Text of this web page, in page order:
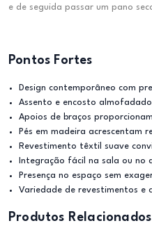
e de seguida passar um pano
Pontos Fortes
Design contemporâneo com
Assento e encosto
Apoios de braços
Pés em madeira acrescentam
Revestimento têxtil suave
Integração fácil na sala ou no
Presença no espaço sem
Variedade de revestimentos e
Produtos Relacionados